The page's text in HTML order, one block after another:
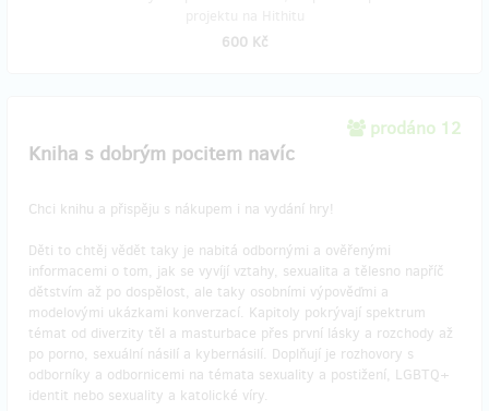
600 Kč
prodáno 12
Kniha s dobrým pocitem navíc
Chci knihu a přispěju s nákupem i na vydání hry!
Děti to chtěj vědět taky je nabitá odbornými a ověřenými
informacemi o tom, jak se vyvíjí vztahy, sexualita a tělesno napříč
dětstvím až po dospělost, ale taky osobními výpověďmi a
modelovými ukázkami konverzací. Kapitoly pokrývají spektrum
témat od diverzity těl a masturbace přes první lásky a rozchody až
po porno, sexuální násilí a kybernásilí. Doplňují je rozhovory s
odborníky a odbornicemi na témata sexuality a postižení, LGBTQ+
identit nebo sexuality a katolické víry.